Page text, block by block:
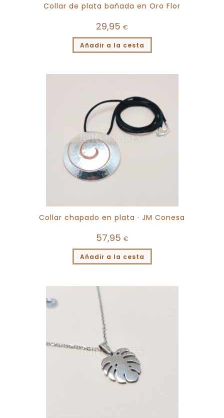
Collar de plata bañada en Oro Flor
29,95 €
Añadir a la cesta
Collar chapado en plata · JM Conesa
57,95 €
Añadir a la cesta